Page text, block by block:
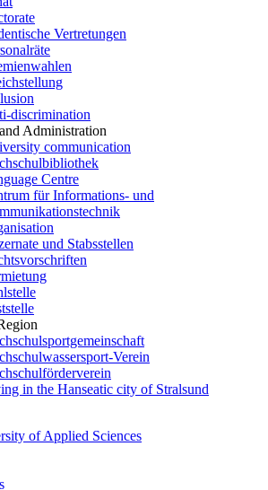
Vertretungen
discrimination
Administration
communication
Centre
für Informations- und
und Stabsstellen
Verein
in the Hanseatic city of Stralsund
of Applied Sciences